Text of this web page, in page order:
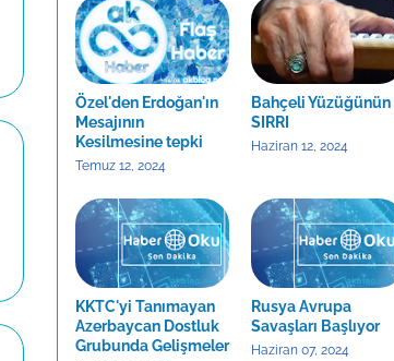
Özel'den Erdoğan'ın
Mesajının
Kesilmesine tepki
Temuz 12, 2024
Bahçeli Yüzüğünün
SIRRI
Haziran 12, 2024
KKTC'yi Tanımayan
Azerbaycan Dostluk
Grubunda Gelişmeler
Rusya Avrupa
Savaşları Başlıyor
Haziran 07, 2024